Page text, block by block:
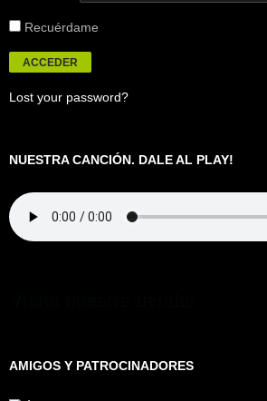
Recuérdame
Lost your password?
NUESTRA CANCIÓN. DALE AL PLAY!
AMIGOS Y PATROCINADORES